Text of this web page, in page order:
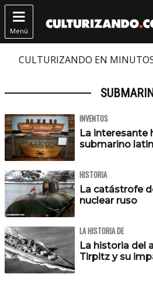

Menú
CULTURIZANDO EN
INVENTOS
La interesante
submarino
HISTORIA
La catástrofe
nuclear ruso
LA HISTORIA DE
La historia del
Tirpitz y su